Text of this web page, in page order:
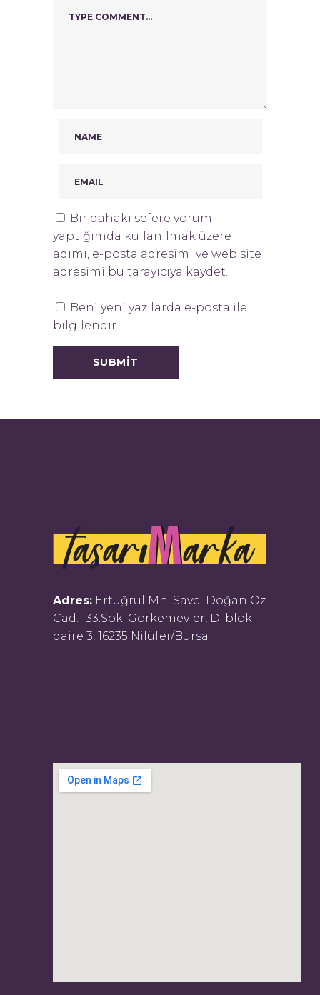
Bir dahaki sefere yorum
yaptığımda kullanılmak üzere
adımı, e-posta adresimi ve web site
adresimi bu tarayıcıya kaydet.
Beni yeni yazılarda e-posta ile
bilgilendir.
Adres: Ertuğrul Mh. Savcı Doğan Öz
Cad. 133.Sok. Görkemevler, D: blok
daire 3, 16235 Nilüfer/Bursa